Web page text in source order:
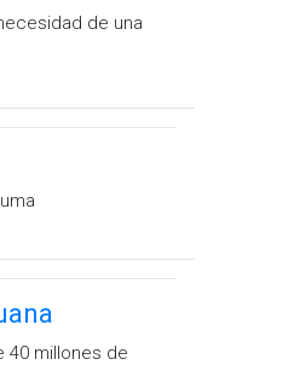
de una
40 millones de